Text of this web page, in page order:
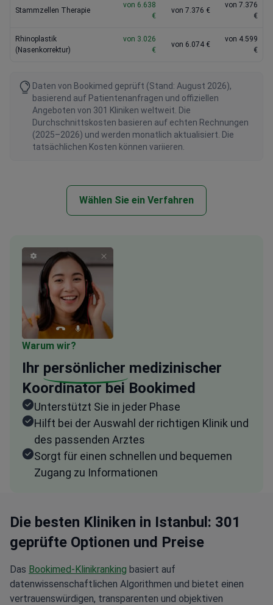
Stammzellen Therapie
von 6.638
€
von 7.376 €
von 7.376
€
Rhinoplastik
(Nasenkorrektur)
von 3.026
€
von 6.074 €
von 4.599
€
Daten von Bookimed geprüft (Stand: August 2026),
basierend auf Patientenanfragen und offiziellen
Angeboten von 301 Kliniken weltweit. Die
Durchschnittskosten basieren auf echten Rechnungen
(2025–2026) und werden monatlich aktualisiert. Die
tatsächlichen Kosten können variieren.
Wählen Sie ein Verfahren
Warum wir?
Ihr persönlicher medizinischer
Koordinator bei Bookimed
Unterstützt Sie in jeder Phase
Hilft bei der Auswahl der richtigen Klinik und
des passenden Arztes
Sorgt für einen schnellen und bequemen
Zugang zu Informationen
Die besten Kliniken in Istanbul: 301
geprüfte Optionen und Preise
Das Bookimed-Klinikranking basiert auf
datenwissenschaftlichen Algorithmen und bietet einen
vertrauenswürdigen, transparenten und objektiven